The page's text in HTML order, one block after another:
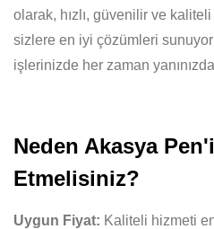
olarak, hızlı, güvenilir ve kaliteli
sizlere en iyi çözümleri
işlerinizde her zaman
Neden Akasya
Etmelisiniz?
Uygun Fiyat: Kaliteli hizmeti